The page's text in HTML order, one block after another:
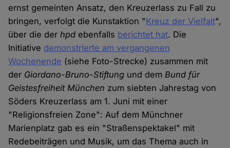
ernst gemeinten Ansatz, den Kreuzerlass zu Fall zu
bringen, verfolgt die Kunstaktion "Kreuz der Vielfalt",
über die derhpd ebenfalls berichtet hat. Die
Initiative demonstrierte am vergangenen
Wochenende (siehe Foto-Strecke) zusammen mit
der Giordano-Bruno-Stiftung und dem Bund für
Geistesfreiheit München zum siebten Jahrestag von
Söders Kreuzerlass am 1. Juni mit einer
"Religionsfreien Zone": Auf dem Münchner
Marienplatz gab es ein "Straßenspektakel" mit
Redebeiträgen und Musik, um das Thema auch in